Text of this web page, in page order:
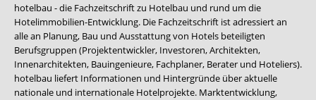
hotelbau - die Fachzeitschrift zu Hotelbau und rund um die
Hotelimmobilien-Entwicklung. Die Fachzeitschrift ist adressiert an
alle an Planung, Bau und Ausstattung von Hotels beteiligten
Berufsgruppen (Projektentwickler, Investoren, Architekten,
Innenarchitekten, Bauingenieure, Fachplaner, Berater und Hoteliers).
hotelbau liefert Informationen und Hintergründe über aktuelle
nationale und internationale Hotelprojekte. Marktentwicklung,